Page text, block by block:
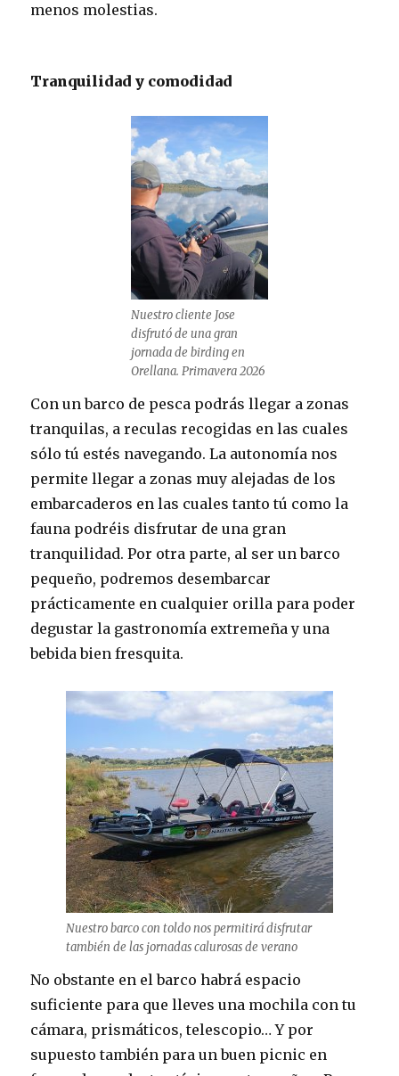
menos molestias.
Tranquilidad y comodidad
Nuestro cliente Jose
disfrutó de una gran
jornada de birding en
Orellana. Primavera 2026
Con un barco de pesca podrás llegar a zonas
tranquilas, a reculas recogidas en las cuales
sólo tú estés navegando. La autonomía nos
permite llegar a zonas muy alejadas de los
embarcaderos en las cuales tanto tú como la
fauna podréis disfrutar de una gran
tranquilidad. Por otra parte, al ser un barco
pequeño, podremos desembarcar
prácticamente en cualquier orilla para poder
degustar la gastronomía extremeña y una
bebida bien fresquita.
Nuestro barco con toldo nos permitirá disfrutar
también de las jornadas calurosas de verano
No obstante en el barco habrá espacio
suficiente para que lleves una mochila con tu
cámara, prismáticos, telescopio… Y por
supuesto también para un buen picnic en